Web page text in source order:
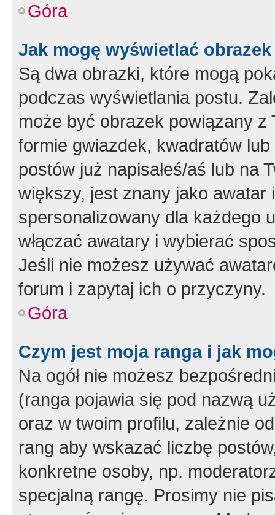
Góra
Jak mogę wyświetlać
Są dwa obrazki, które mogą
podczas wyświetlania postu.
może być obrazek powiązany z
formie gwiazdek, kwadratów
postów już napisałeś/aś lub na
większy, jest znany jako
spersonalizowany dla każdego
włączać awatary i wybierać
Jeśli nie możesz używać
forum i zapytaj ich o przyczyny.
Góra
Czym jest moja ranga i jak
Na ogół nie możesz
(ranga pojawia się pod nazwą
oraz w twoim profilu, zależnie
rang aby wskazać liczbę
konkretne osoby, np.
specjalną rangę. Prosimy nie